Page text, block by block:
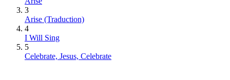
3
Arise (Traduction)
4
I Will Sing
5
Celebrate, Jesus, Celebrate